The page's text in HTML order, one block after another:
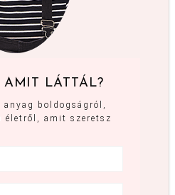
AMIT LÁTTÁL?
anyag boldogságról,
életről, amit szeretsz